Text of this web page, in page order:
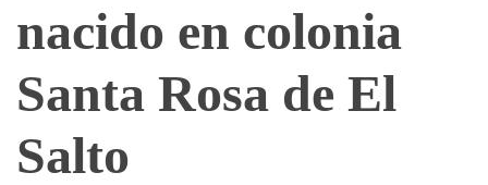
nacido en colonia
Santa Rosa de El
Salto